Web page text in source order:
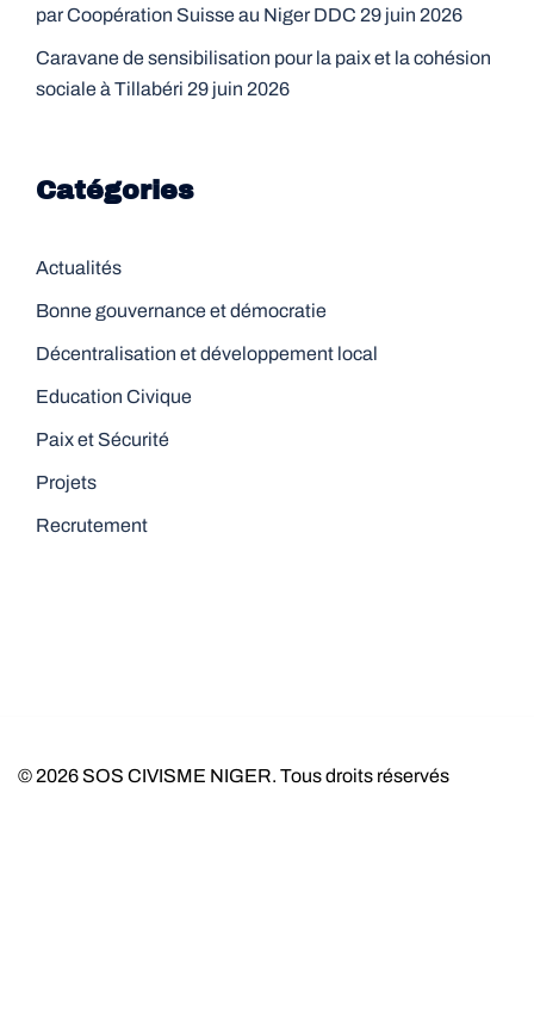
par Coopération Suisse au Niger DDC 29 juin 2026
Caravane de sensibilisation pour la paix et la cohésion
sociale à Tillabéri 29 juin 2026
Catégories
Actualités
Bonne gouvernance et démocratie
Décentralisation et développement local
Education Civique
Paix et Sécurité
Projets
Recrutement
© 2026 SOS CIVISME NIGER. Tous droits réservés